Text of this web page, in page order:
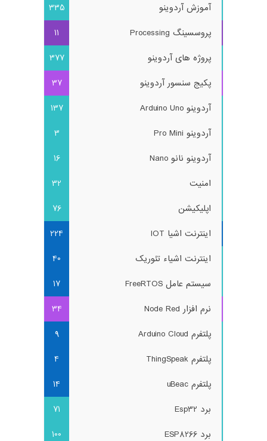
آموزش آردوینو
335
پروسسینگ Processing
11
پروژه های آردوینو
377
پکیج سنسور آردوینو
37
آردوینو Arduino Uno
137
آردوینو Pro Mini
3
آردوینو نانو Nano
16
امنیت
32
اپلیکیشن
76
اینترنت اشیا IOT
224
اینترنت اشیاء تئوریک
40
سیستم عامل FreeRTOS
17
نرم افزار Node Red
34
پلتفرم Arduino Cloud
9
پلتفرم ThingSpeak
4
پلتفرم uBeac
14
برد Esp32
71
برد ESP8266
100